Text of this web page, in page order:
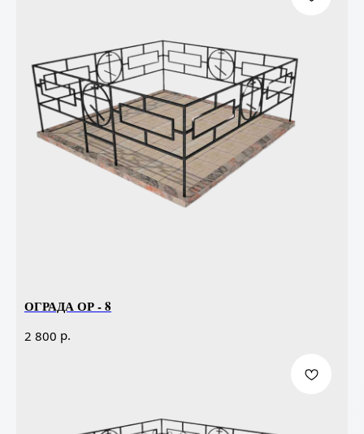
ОГРАДА ОР - 8
2 800 р.